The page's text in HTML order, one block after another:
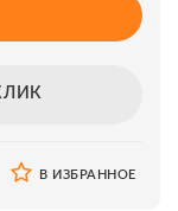
В ИЗБРАННОЕ